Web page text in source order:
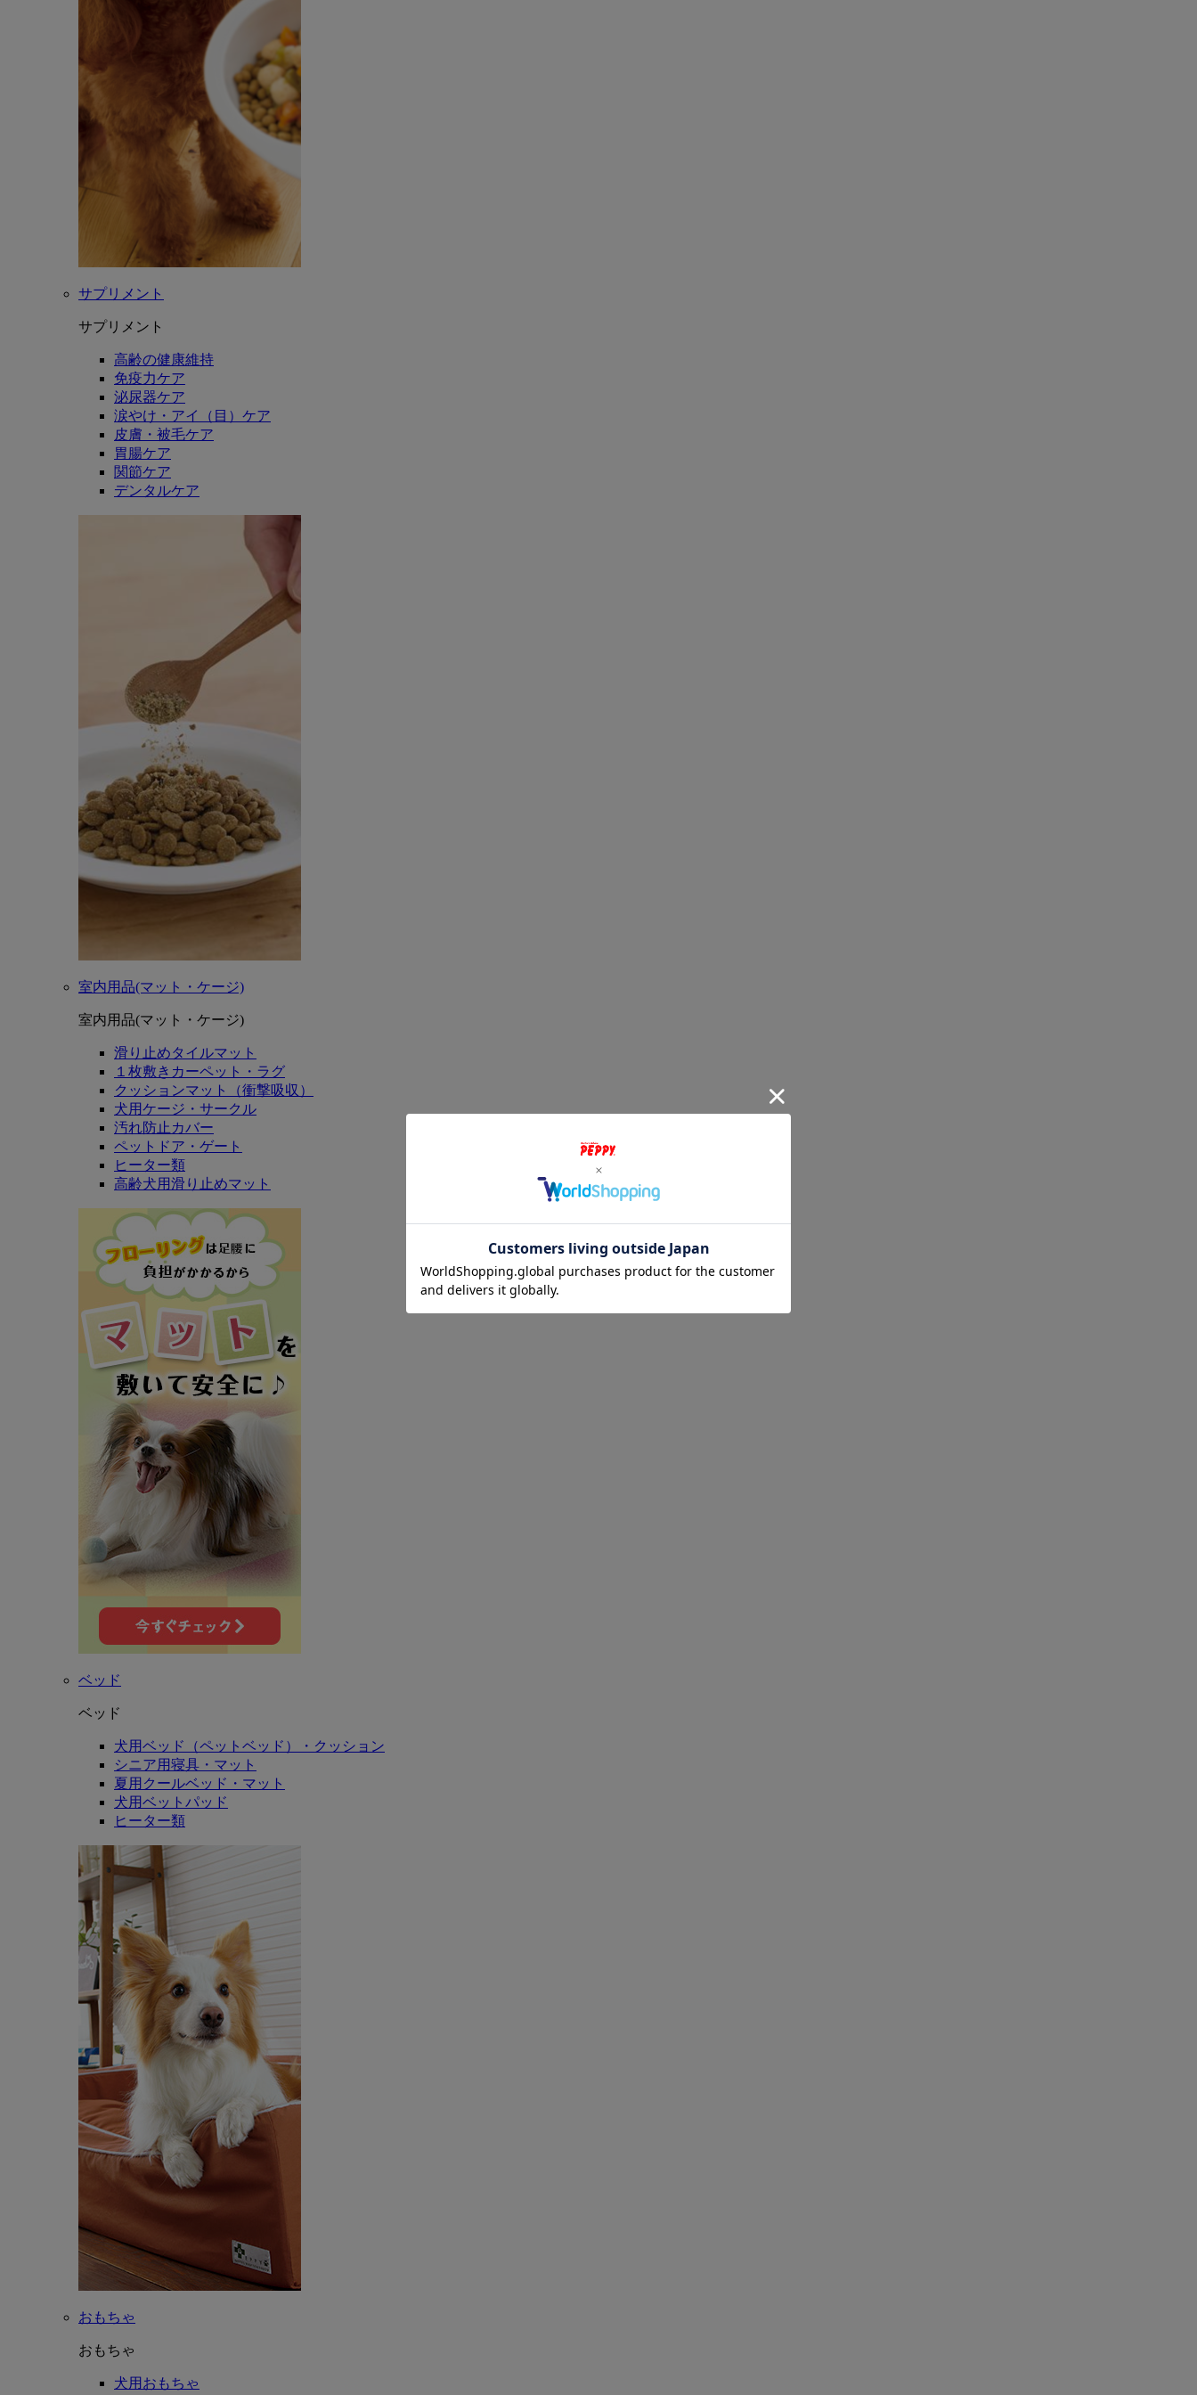
サプリメント
サプリメント
高齢の健康維持
免疫力ケア
泌尿器ケア
涙やけ・アイ（目）ケア
皮膚・被毛ケア
胃腸ケア
関節ケア
デンタルケア
室内用品(マット・ケージ)
室内用品(マット・ケージ)
滑り止めタイルマット
１枚敷きカーペット・ラグ
クッションマット（衝撃吸収）
犬用ケージ・サークル
汚れ防止カバー
ペットドア・ゲート
ヒーター類
高齢犬用滑り止めマット
ベッド
ベッド
犬用ベッド（ペットベッド）・クッション
シニア用寝具・マット
夏用クールベッド・マット
犬用ベットパッド
ヒーター類
おもちゃ
おもちゃ
犬用おもちゃ